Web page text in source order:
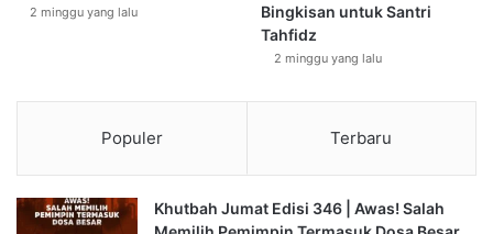
tidak akan menjadikan kalian tersesat selagi kalian
berpegang teguh denganya yaitu al-Qur’an dan Sunah
memahami substansinya, mengamalkannya, dan
mengajarkannya kepada orang lain.
2 minggu yang lalu
Bingkisan untuk Santri
Tahfidz
2 minggu yang lalu
Populer Terbaru
Khutbah Jumat Edisi 346 | Awas! Salah